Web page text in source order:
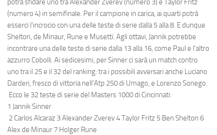
potrà sfidare uno tra Alexander Zverev (numero 3) e Taylor Fritz
(numero 4) in semifinale. Per il campione in carica, ai quarti potrà
esserci l’incrocio con una delle teste di serie dalla 5 alla 8. E dunque
Shelton, de Minaur, Rune e Musetti. Agli ottavi, Jannik potrebbe
incontrare una delle teste di serie dalla 13 alla 16, come Paul e l'altro
azzurro Cobolli. Ai sedicesimi, per Sinner ci sarà un match contro
uno tra il 25 e il 32 del ranking: tra i possibili avversari anche Luciano
Darderi, fresco di vittoria nell'Atp 250 di Umago, e Lorenzo Sonego.
Ecco le 32 teste di serie del Masters 1000 di Cincinnati:
1 Jannik Sinner
2 Carlos Alcaraz 3 Alexander Zverev 4 Taylor Fritz 5 Ben Shelton 6
Alex de Minaur 7 Holger Rune